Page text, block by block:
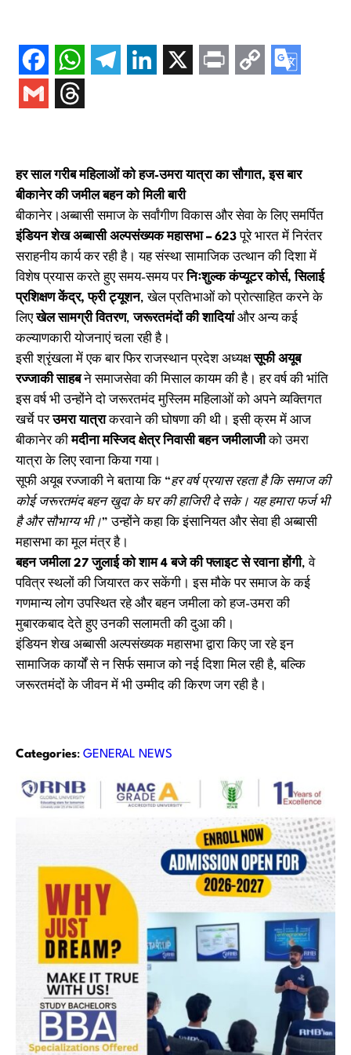
हर साल गरीब महिलाओं को हज-उमरा यात्रा का सौगात, इस बार
बीकानेर की जमील बहन को मिली बारी
बीकानेर।अब्बासी समाज के सर्वांगीण विकास और सेवा के लिए समर्पित
इंडियन शेख अब्बासी अल्पसंख्यक महासभा – 623पूरे भारत में निरंतर
सराहनीय कार्य कर रही है। यह संस्था सामाजिक उत्थान की दिशा में
विशेष प्रयास करते हुए समय-समय परनिःशुल्क कंप्यूटर कोर्स, सिलाई
प्रशिक्षण केंद्र, फ्री ट्यूशन, खेल प्रतिभाओं को प्रोत्साहित करने के
लिएखेल सामग्री वितरण,जरूरतमंदों की शादियांऔर अन्य कई
कल्याणकारी योजनाएं चला रही है।
इसी श्रृंखला में एक बार फिर राजस्थान प्रदेश अध्यक्षसूफी अयूब
रज्जाकी साहबने समाजसेवा की मिसाल कायम की है। हर वर्ष की भांति
इस वर्ष भी उन्होंने दो जरूरतमंद मुस्लिम महिलाओं को अपने व्यक्तिगत
खर्चे परउमरा यात्राकरवाने की घोषणा की थी। इसी क्रम में आज
बीकानेर कीमदीना मस्जिद क्षेत्र निवासी बहन जमीलाजीको उमरा
यात्रा के लिए रवाना किया गया।
सूफी अयूब रज्जाकी ने बताया कि “हर वर्ष प्रयास रहता है कि समाज की
कोई जरूरतमंद बहन खुदा के घर की हाजिरी दे सके। यह हमारा फर्ज भी
है और सौभाग्य भी।” उन्होंने कहा कि इंसानियत और सेवा ही अब्बासी
महासभा का मूल मंत्र है।
बहन जमीला 27 जुलाई को शाम 4 बजे की फ्लाइट से रवाना होंगी, वे
पवित्र स्थलों की जियारत कर सकेंगी। इस मौके पर समाज के कई
गणमान्य लोग उपस्थित रहे और बहन जमीला को हज-उमरा की
मुबारकबाद देते हुए उनकी सलामती की दुआ की।
इंडियन शेख अब्बासी अल्पसंख्यक महासभा द्वारा किए जा रहे इन
सामाजिक कार्यों से न सिर्फ समाज को नई दिशा मिल रही है, बल्कि
जरूरतमंदों के जीवन में भी उम्मीद की किरण जग रही है।
Categories: GENERAL NEWS